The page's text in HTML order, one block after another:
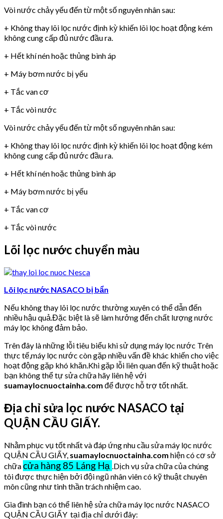
Vòi nước chảy yếu đến từ một số nguyên nhân sau:
+ Không thay lõi lọc nước định kỳ khiến lõi lọc hoạt động kém
không cung cấp đủ nước đầu ra.
+ Hết khí nén hoặc thủng bình áp
+ Máy bơm nước bị yếu
+ Tắc van cơ
+ Tắc vòi nước
Vòi nước chảy yếu đến từ một số nguyên nhân sau:
+ Không thay lõi lọc nước định kỳ khiến lõi lọc hoạt động kém
không cung cấp đủ nước đầu ra.
+ Hết khí nén hoặc thủng bình áp
+ Máy bơm nước bị yếu
+ Tắc van cơ
+ Tắc vòi nước
Lõi lọc nước chuyển màu
Lõi lọc nước NASACO bị bẩn
Nếu không thay lõi lọc nước thường xuyên có thể dẫn đến
nhiều hậu quả.Đặc biệt là sẽ làm hưởng đến chất lượng nước
máy lọc không đảm bảo.
Trên đây là những lỗi tiêu biểu khi sử dụng máy lọc nước Trên
thực tế,máy lọc nước còn gặp nhiều vấn đề khác khiến cho việc
hoạt động gặp khó khăn.Khi gặp lỗi liên quan đến kỹ thuật hoặc
bạn không thể tự sửa chữa hãy liên hệ với
suamaylocnuoctainha.com để được hỗ trợ tốt nhất.
Địa chỉ sửa lọc nước NASACO tại
QUẬN CẦU GIẤY.
Nhằm phục vụ tốt nhất và đáp ứng nhu cầu sửa máy lọc nước
QUẬN CẦU GIẤY, suamaylocnuoctainha.com hiện có cơ sở
chữa cửa hàng 85 Láng Hạ .Dịch vụ sửa chữa của chúng
tôi được thực hiện bởi đội ngũ nhân viên có kỹ thuật chuyên
môn cũng như tinh thần trách nhiệm cao.
Gia đình bạn có thể liên hệ sửa chữa máy lọc nước NASACO
QUẬN CẦU GIẤY tại địa chỉ dưới đây: